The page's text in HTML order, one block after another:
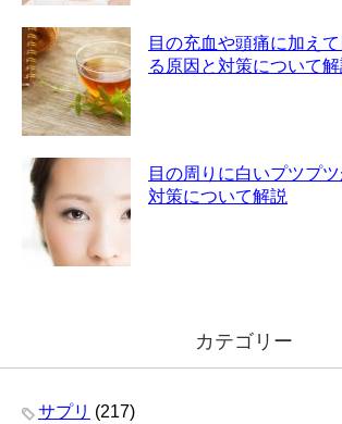
目の充血や頭痛に加え
る原因と対策について解
目の周りに白いプツプ
対策について解説
カテゴリー
サプリ (217)